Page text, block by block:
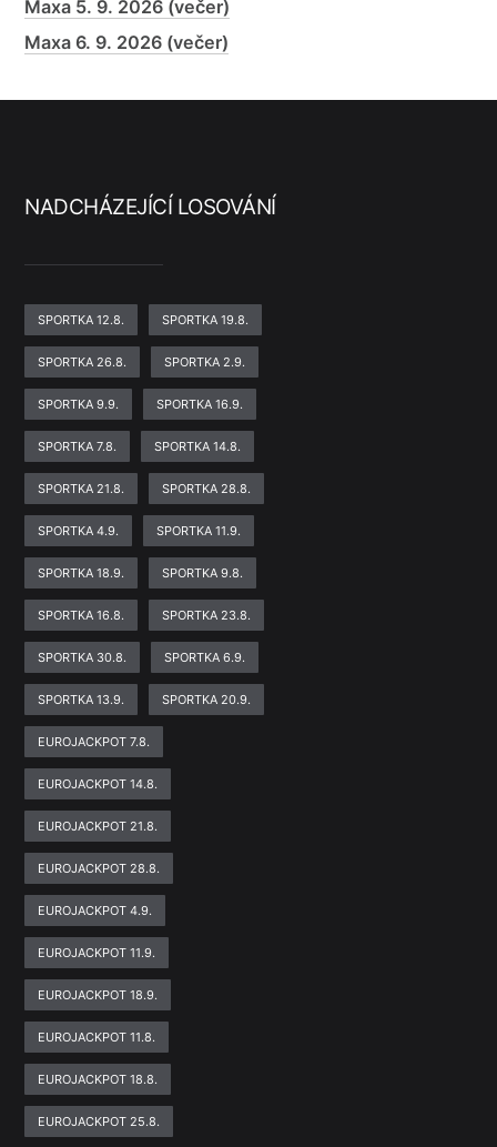
Maxa 5. 9. 2026 (večer)
Maxa 6. 9. 2026 (večer)
NADCHÁZEJÍCÍ LOSOVÁNÍ
SPORTKA 12.8. SPORTKA 19.8.
SPORTKA 26.8. SPORTKA 2.9.
SPORTKA 9.9. SPORTKA 16.9.
SPORTKA 7.8. SPORTKA 14.8.
SPORTKA 21.8. SPORTKA 28.8.
SPORTKA 4.9. SPORTKA 11.9.
SPORTKA 18.9. SPORTKA 9.8.
SPORTKA 16.8. SPORTKA 23.8.
SPORTKA 30.8. SPORTKA 6.9.
SPORTKA 13.9. SPORTKA 20.9.
EUROJACKPOT 7.8.
EUROJACKPOT 14.8.
EUROJACKPOT 21.8.
EUROJACKPOT 28.8.
EUROJACKPOT 4.9.
EUROJACKPOT 11.9.
EUROJACKPOT 18.9.
EUROJACKPOT 11.8.
EUROJACKPOT 18.8.
EUROJACKPOT 25.8.